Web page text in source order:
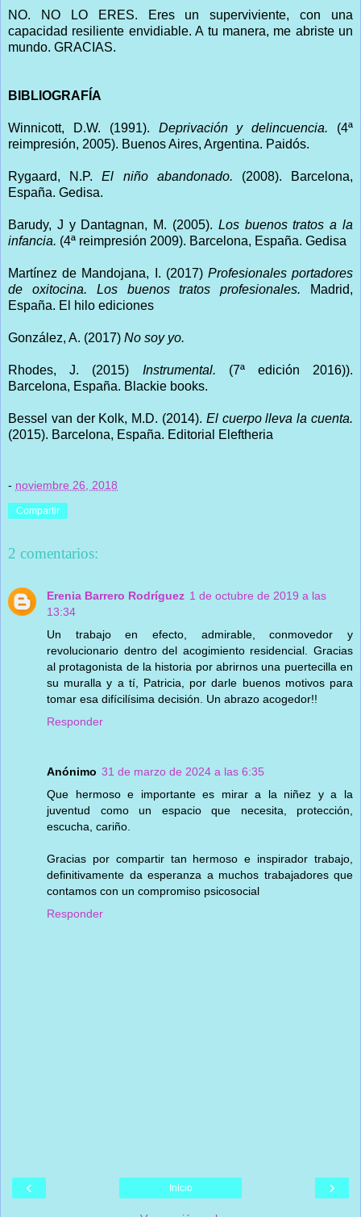
NO. NO LO ERES. Eres un superviviente, con una
capacidad resiliente envidiable. A tu manera, me abriste un
mundo. GRACIAS.
BIBLIOGRAFÍA
Winnicott, D.W. (1991). Deprivación y delincuencia. (4ª
reimpresión, 2005). Buenos Aires, Argentina. Paidós.
Rygaard, N.P.El niño abandonado. (2008). Barcelona,
España. Gedisa.
Barudy, J y Dantagnan, M. (2005). Los buenos tratos a la
infancia. (4ª reimpresión 2009). Barcelona, España. Gedisa
Martínez de Mandojana, I. (2017) Profesionales portadores
de oxitocina. Los buenos tratos profesionales.
Madrid,
España. El hilo ediciones
González, A. (2017) No soy yo.
Rhodes, J. (2015) Instrumental. (7ª edición 2016)).
Barcelona, España. Blackie books.
Bessel van der Kolk, M.D. (2014). El cuerpo lleva la cuenta.
(2015). Barcelona, España. Editorial Eleftheria
- noviembre 26, 2018
Compartir
2 comentarios:
Erenia Barrero Rodríguez 1 de octubre de 2019 a las
13:34
Un trabajo en efecto, admirable, conmovedor y
revolucionario dentro del acogimiento residencial. Gracias
al protagonista de la historia por abrirnos una puertecilla en
su muralla y a tí, Patricia, por darle buenos motivos para
tomar esa difícilísima decisión. Un abrazo acogedor!!
Responder
Anónimo 31 de marzo de 2024 a las 6:35
Que hermoso e importante es mirar a la niñez y a la
juventud como un espacio que necesita, protección,
escucha, cariño.
Gracias por compartir tan hermoso e inspirador trabajo,
definitivamente da esperanza a muchos trabajadores que
contamos con un compromiso psicosocial
Responder
‹ ›
Inicio